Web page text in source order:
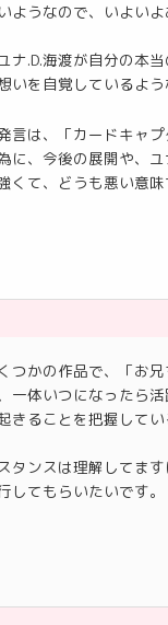
ようなので、いよい
ナ.D.海渡が自分の本
いを自覚しているよう
言は、「カードキャ
に、今後の展開や、
くて、どうも悪い意味
つかの作品で、「お兄
一体いつになったら
きることを把握して
タンスは理解してま
してもらいたいです。